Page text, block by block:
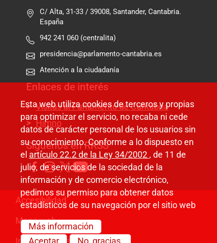
C/ Alta, 31-33 / 39008, Santander, Cantabria.
España
942 241 060 (centralita)
presidencia@parlamento-cantabria.es
Atención a la ciudadanía
Enlaces de interés
Visitas al Parlamento de Cantabria
Himno
Síguenos en RRSS
Pie de página
Accesibilidad
Mapa web
Información legal
Esta web utiliza cookies de terceros y propias
para optimizar el servicio, no recaba ni cede
datos de carácter personal de los usuarios sin
su conocimiento. Conforme a lo dispuesto en
el artículo 22.2 de la Ley 34/2002 , de 11 de
julio, de servicios de la sociedad de la
información y de comercio electrónico,
pedimos su permiso para obtener datos
estadísticos de su navegación por el sitio web
Más información
Aceptar
No, gracias.